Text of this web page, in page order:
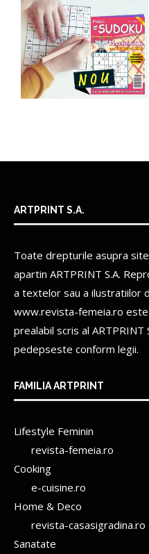
ARTPRINT S.A.
Toate drepturile asupra
apartin ARTPRINT S.A.
a textelor sau a ilustratiilor
www.revista-femeia.ro este
prealabil scris al ARTPRINT
pedepseste conform legii.
FAMILIA ARTPRINT
Lifestyle Feminin
revista-femeia.ro
Cooking
e-cuisine.ro
Home & Deco
revista-casasigradina.ro
Sanatate